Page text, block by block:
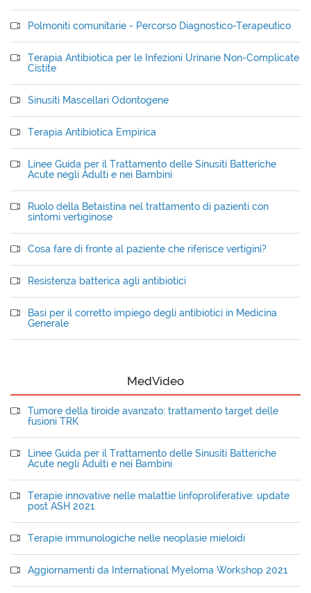
Polmoniti comunitarie - Percorso Diagnostico-Terapeutico
Terapia Antibiotica per le Infezioni Urinarie Non-Complicate
Cistite
Sinusiti Mascellari Odontogene
Terapia Antibiotica Empirica
Linee Guida per il Trattamento delle Sinusiti Batteriche
Acute negli Adulti e nei Bambini
Ruolo della Betaistina nel trattamento di pazienti con
sintomi vertiginose
Cosa fare di fronte al paziente che riferisce vertigini?
Resistenza batterica agli antibiotici
Basi per il corretto impiego degli antibiotici in Medicina
Generale
MedVideo
Tumore della tiroide avanzato: trattamento target delle
fusioni TRK
Linee Guida per il Trattamento delle Sinusiti Batteriche
Acute negli Adulti e nei Bambini
Terapie innovative nelle malattie linfoproliferative: update
post ASH 2021
Terapie immunologiche nelle neoplasie mieloidi
Aggiornamenti da International Myeloma Workshop 2021